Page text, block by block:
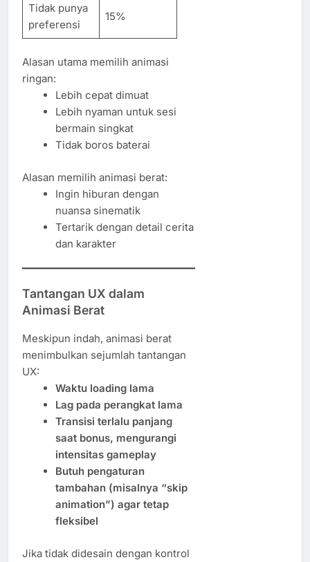
Tidak punya
preferensi
15%
Alasan utama memilih animasi
ringan:
Lebih cepat dimuat
Lebih nyaman untuk sesi
bermain singkat
Tidak boros baterai
Alasan memilih animasi berat:
Ingin hiburan dengan
nuansa sinematik
Tertarik dengan detail cerita
dan karakter
Tantangan UX dalam
Animasi Berat
Meskipun indah, animasi berat
menimbulkan sejumlah tantangan
UX:
Waktu loading lama
Lag pada perangkat lama
Transisi terlalu panjang
saat bonus, mengurangi
intensitas gameplay
Butuh pengaturan
tambahan (misalnya “skip
animation”) agar tetap
fleksibel
Jika tidak didesain dengan kontrol